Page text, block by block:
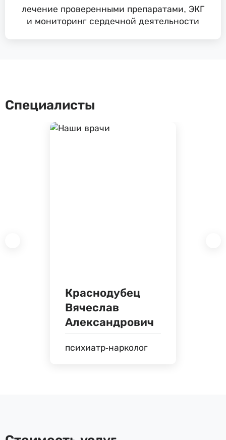
лечение проверенными препаратами, ЭКГ
и мониторинг сердечной деятельности
Специалисты
Краснодубец
Вячеслав
Александрович
психиатр-нарколог